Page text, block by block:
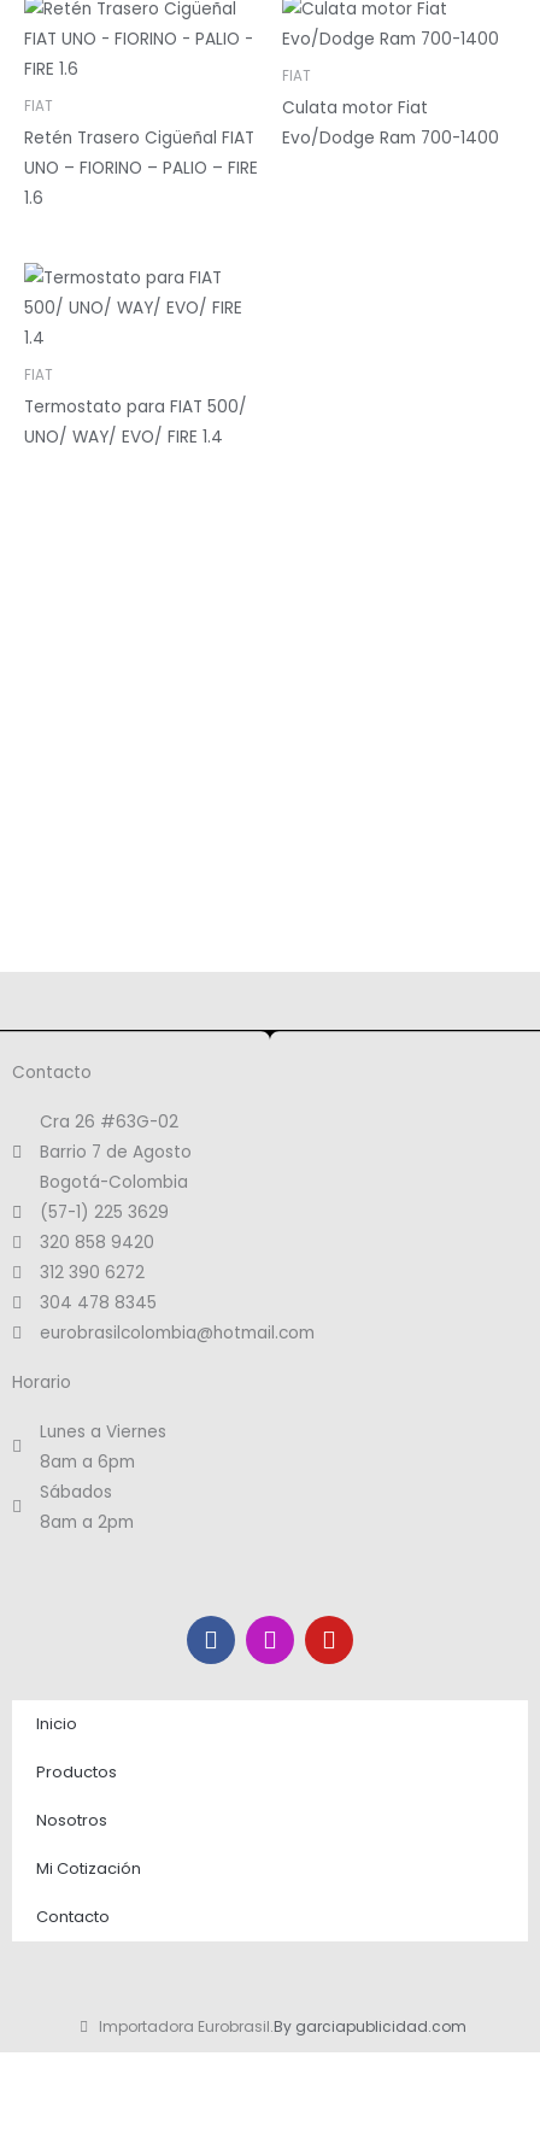
FIAT
Retén Trasero Cigüeñal FIAT
UNO – FIORINO – PALIO – FIRE
1.6
FIAT
Culata motor Fiat
Evo/Dodge Ram 700-1400
FIAT
Termostato para FIAT 500/
UNO/ WAY/ EVO/ FIRE 1.4
Contacto
Cra 26 #63G-02
Barrio 7 de Agosto
Bogotá-Colombia
(57-1) 225 3629
320 858 9420
312 390 6272
304 478 8345
eurobrasilcolombia@hotmail.com
Horario
Lunes a Viernes
8am a 6pm
Sábados
8am a 2pm
F
a
c
e
I
n
s
t
Y
o
u
t
Inicio
Productos
Nosotros
Mi Cotización
Contacto
Importadora Eurobrasil.By garciapublicidad.com